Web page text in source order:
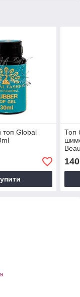
топ Global
Топ
мл
140